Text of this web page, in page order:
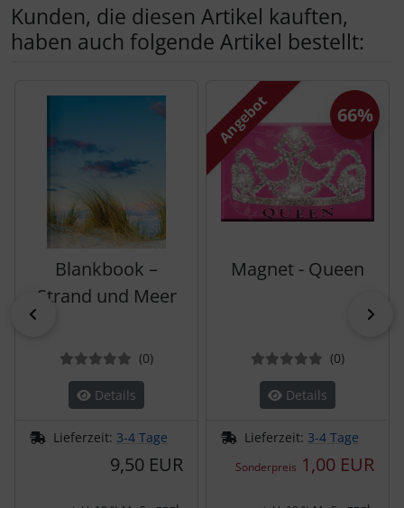
Kunden, die diesen Artikel kauften,
haben auch folgende Artikel bestellt:
Es folgt ein Produktslider - navigieren Sie mit der Tab-
Blankbook –
Strand und Meer
(0Bewertungen
)
Details
Lieferzeit: 3-4 Tage
9,50 EUR
Angebot
Magnet - Queen
(0)
Details
Lieferzeit: 3-4 Tage
Sonderpreis 1,00 EUR
66%